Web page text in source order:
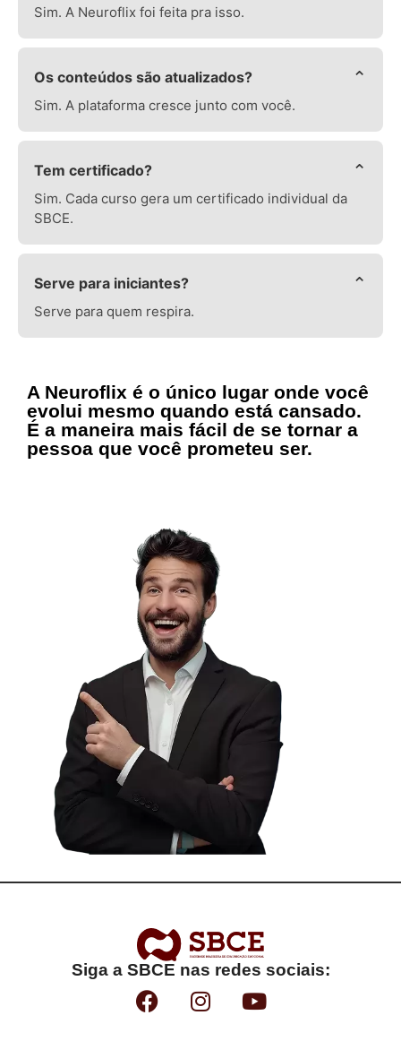
Sim. A Neuroflix foi feita pra isso.
Os conteúdos são atualizados? ⌄
Sim. A plataforma cresce junto com você.
Tem certificado? ⌄
Sim. Cada curso gera um certificado individual da
SBCE.
Serve para iniciantes? ⌄
Serve para quem respira.
A Neuroflix é o único lugar onde você
evolui mesmo quando está cansado.
É a maneira mais fácil de se tornar a
pessoa que você prometeu ser.
Siga a SBCE nas redes sociais: